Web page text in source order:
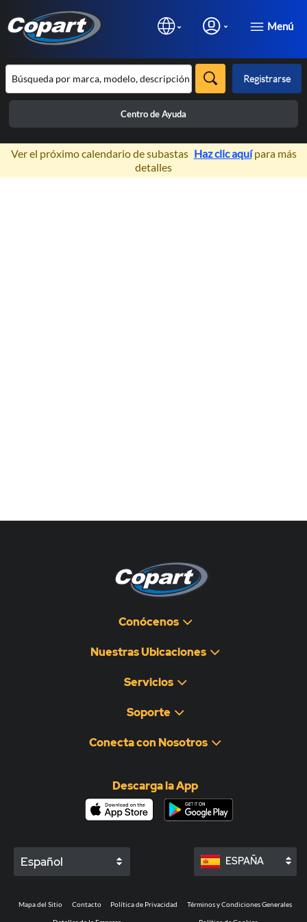
Menú
Registrarse
Centro de Ayuda
×
Ver el próximo calendario de subastas Haz clic aquípara más
detalles
Conócenos
Nuestras Ubicaciones
Servicios
Soporte
Conecta con Nosotros
Descarga la App
Español ESPAÑA
Mapa del Sitio Contacto Política de Privacidad Términos y Condiciones Generales